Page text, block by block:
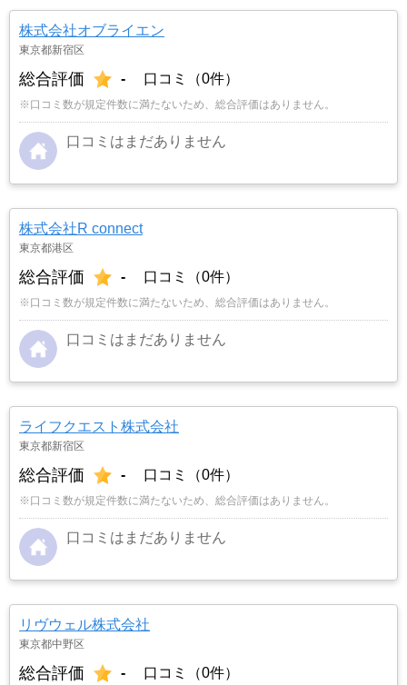
株式会社オブライエン
東京都新宿区
総合評価 - 口コミ（0件）
※口コミ数が規定件数に満たないため、総合評価はありません。
口コミはまだありません
株式会社R connect
東京都港区
総合評価 - 口コミ（0件）
※口コミ数が規定件数に満たないため、総合評価はありません。
口コミはまだありません
ライフクエスト株式会社
東京都新宿区
総合評価 - 口コミ（0件）
※口コミ数が規定件数に満たないため、総合評価はありません。
口コミはまだありません
リヴウェル株式会社
東京都中野区
総合評価 - 口コミ（0件）